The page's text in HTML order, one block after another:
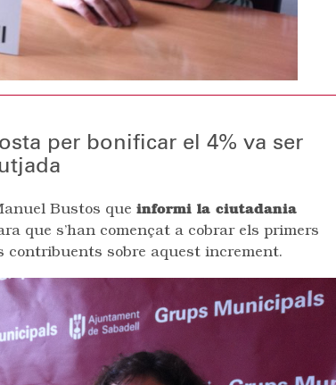
per bonificar el 4% va ser
Bustos que informi la ciutadania
que s’han començat a cobrar els primers
contribuents sobre aquest increment.